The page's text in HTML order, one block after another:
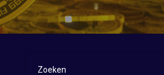
Zoeken